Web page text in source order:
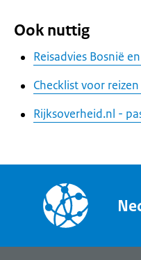
Ook nuttig
Reisadvies Bosnië
Checklist voor
Rijksoverheid.nl -